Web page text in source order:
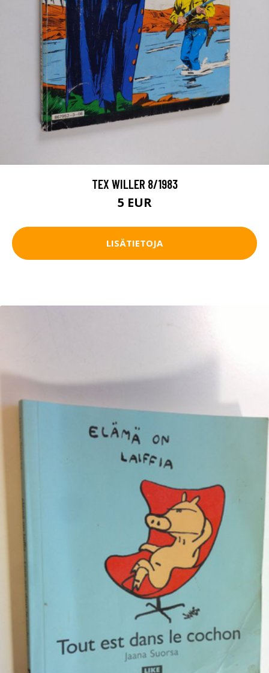
TEX WILLER 8/1983
5 EUR
LISÄTIETOJA